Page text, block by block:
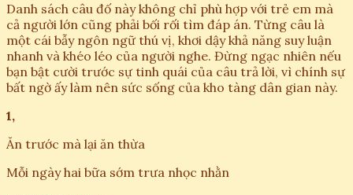
Danh sách câu đố này không chỉ phù hợp với trẻ em mà
cả người lớn cũng phải bối rối tìm đáp án. Từng câu là
một cái bẫy ngôn ngữ thú vị, khơi dậy khả năng suy luận
nhanh và khéo léo của người nghe. Đừng ngạc nhiên nếu
bạn bật cười trước sự tinh quái của câu trả lời, vì chính sự
bất ngờ ấy làm nên sức sống của kho tàng dân gian này.
1,
Ăn trước mà lại ăn thừa
Mỗi ngày hai bữa sớm trưa nhọc nhằn